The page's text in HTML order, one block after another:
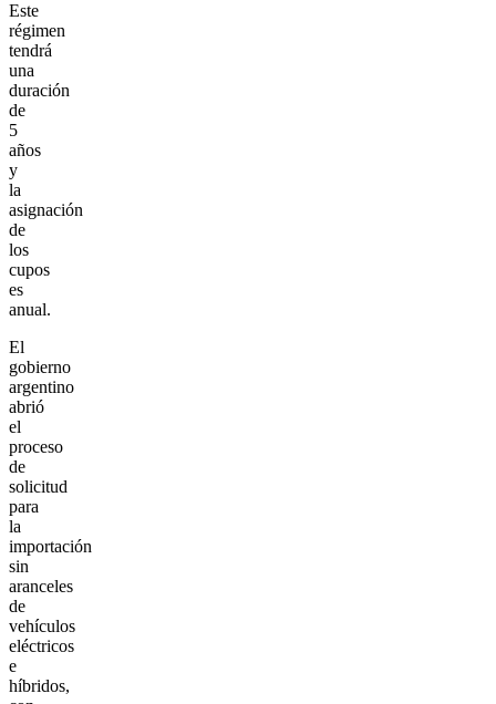
Este
régimen
tendrá
una
duración
de
5
años
y
la
asignación
de
los
cupos
es
anual.
El
gobierno
argentino
abrió
el
proceso
de
solicitud
para
la
importación
sin
aranceles
de
vehículos
eléctricos
e
híbridos,